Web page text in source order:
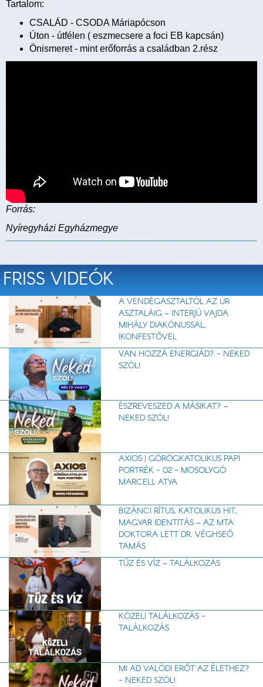
Tartalom:
CSALÁD - CSODA Máriapócson
Úton - útfélen ( eszmecsere a foci EB kapcsán)
Önismeret - mint erőforrás a családban 2.rész
Forrás:
Nyíregyházi Egyházmegye
FRISS VIDEÓK
A VENDÉGASZTALTÓL AZ ÚR
ASZTALÁIG – INTERJÚ VAJDA
MIHÁLY DIAKÓNUSSAL,
IKONFESTŐVEL
VAN HOZZÁ ENERGIÁD? - NEKED
SZÓL!
ÉSZREVESZED A MÁSIKAT? –
NEKED SZÓL!
AXIOS | GÖRÖGKATOLIKUS PAPI
PORTRÉK - 02 - MOSOLYGÓ
MARCELL ATYA
BIZÁNCI RÍTUS, KATOLIKUS HIT,
MAGYAR IDENTITÁS – AZ MTA
DOKTORA LETT DR. VÉGHSEŐ
TAMÁS
TŰZ ÉS VÍZ – TALÁLKOZÁS
KÖZELI TALÁLKOZÁS -
TALÁLKOZÁS
MI AD VALÓDI ERŐT AZ ÉLETHEZ?
- NEKED SZÓL!